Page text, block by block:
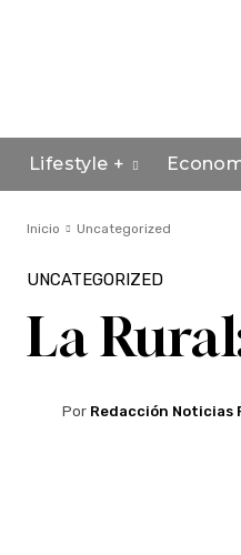
Lifestyle +
Inicio Uncategorized
UNCATEGORIZED
La
Por Redacción Noticias